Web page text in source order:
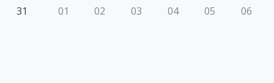
31 01 02 03 04 05 06